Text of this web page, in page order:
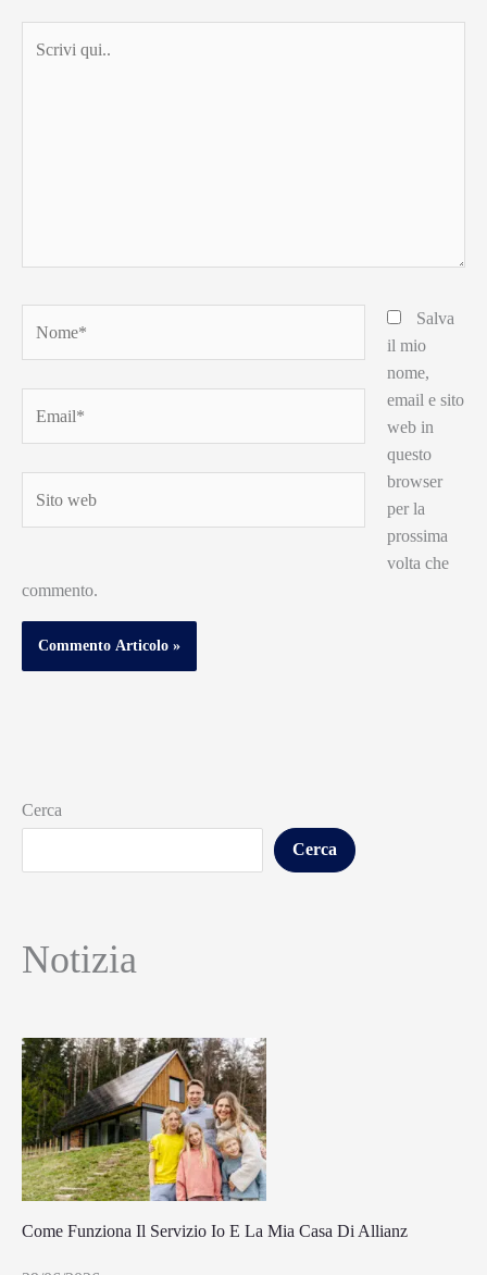
qui..
web
Salva
il mio
nome,
email e sito
web in
questo
browser
per la
prossima
volta che
commento.
Cerca
Cerca
Notizia
Come Funziona Il Servizio Io E La Mia Casa Di Allianz